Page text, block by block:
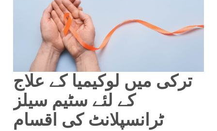
ترکی میں لوکیمیا کے علاج
کے لئے سٹیم سیلز
ٹرانسپلانٹ کی اقسام